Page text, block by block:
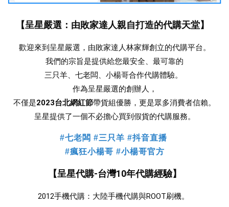
【呈星嚴選：由敗家達人親自打造的代購天堂】
歡迎來到呈星嚴選，由敗家達人林家輝創立的代購平台。
我們的宗旨是提供給您最安全、最可靠的
三只羊、七老闆、小楊哥合作代購體驗。
作為呈星嚴選的創辦人，
不僅是2023台北網紅節帶貨組優勝，更是眾多消費者信賴。
呈星提供了一個不必擔心買到假貨的代購服務。
#七老闆 #三只羊 #抖音直播
#瘋狂小楊哥 #小楊哥官方
【呈星代購-台灣10年代購經驗】
2012手機代購：大陸手機代購與ROOT刷機。